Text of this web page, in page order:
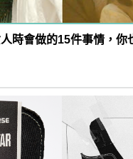
時會做的15件事情，你